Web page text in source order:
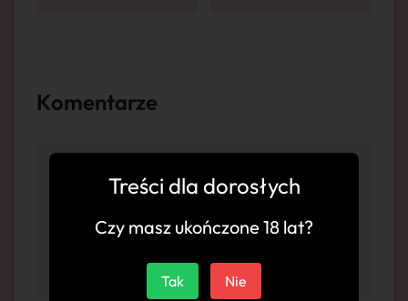
Komentarze
"Dziewczyna seksowna, Porywający zapach.
Pięknie wypina tyłek. świetna atmosfera.
Bezkonkurencyjna. Zdecydowanie wrócę tu
Treści dla dorosłych
Czy masz ukończone 18 lat?
Tak Nie